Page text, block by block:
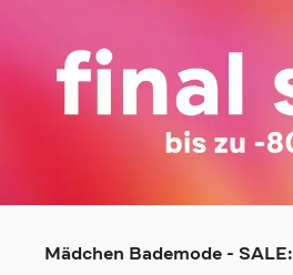
Mädchen Bademode - SALE: